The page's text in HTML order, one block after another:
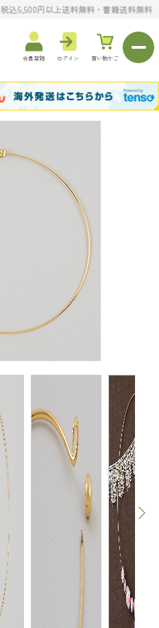
税込5,500円以上送料無料・書籍送料無料
会員登録 ログイン 買い物かご